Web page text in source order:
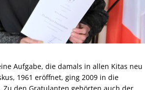
Aufgabe, die damals in allen Kitas neu
1961 eröffnet, ging 2009 in die